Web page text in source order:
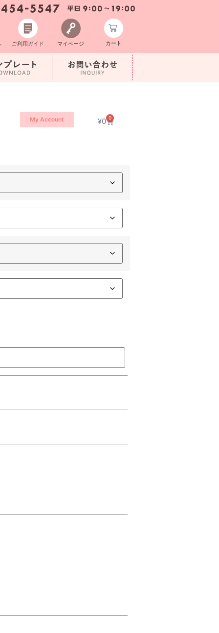
ご利用ガイド マイページ カート
My Account ¥0 0